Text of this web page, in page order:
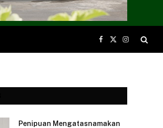
Facebook
X
(Twitter)
Instagram
Penipuan Mengatasnamakan